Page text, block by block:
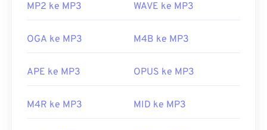
MP2 ke MP3 WAVE ke MP3
OGA ke MP3 M4B ke MP3
APE ke MP3 OPUS ke MP3
M4R ke MP3 MID ke MP3